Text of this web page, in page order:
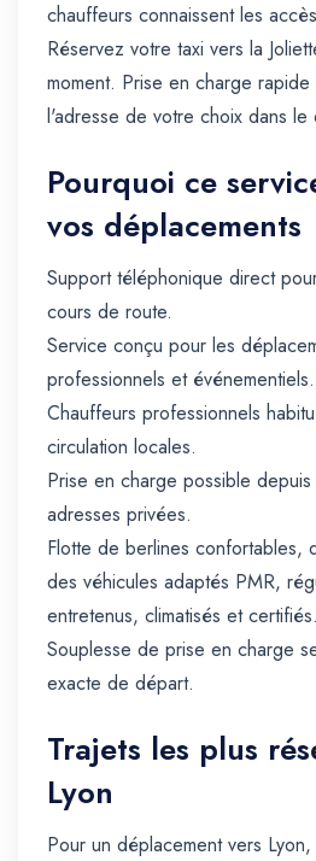
chauffeurs connaissent les
Réservez votre taxi vers la
moment. Prise en charge
l'adresse de votre choix dans le
Pourquoi ce
vos déplacements
Support téléphonique direct
cours de route.
Service conçu pour les
professionnels et événementiels.
Chauffeurs professionnels
circulation locales.
Prise en charge possible
adresses privées.
Flotte de berlines confortables,
des véhicules adaptés PMR,
entretenus, climatisés et certifiés.
Souplesse de prise en charge
exacte de départ.
Trajets les plus
Lyon
Pour un déplacement vers